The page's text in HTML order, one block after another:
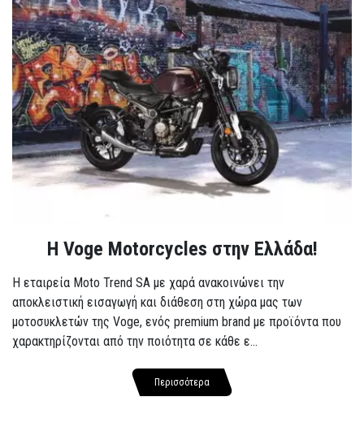
H Voge Motorcycles στην Ελλάδα!
Η εταιρεία Moto Trend SA με χαρά ανακοινώνει την
αποκλειστική εισαγωγή και διάθεση στη χώρα μας των
μοτοσυκλετών της Voge, ενός premium brand με προϊόντα που
χαρακτηρίζονται από την ποιότητα σε κάθε ε...
Περισσότερα